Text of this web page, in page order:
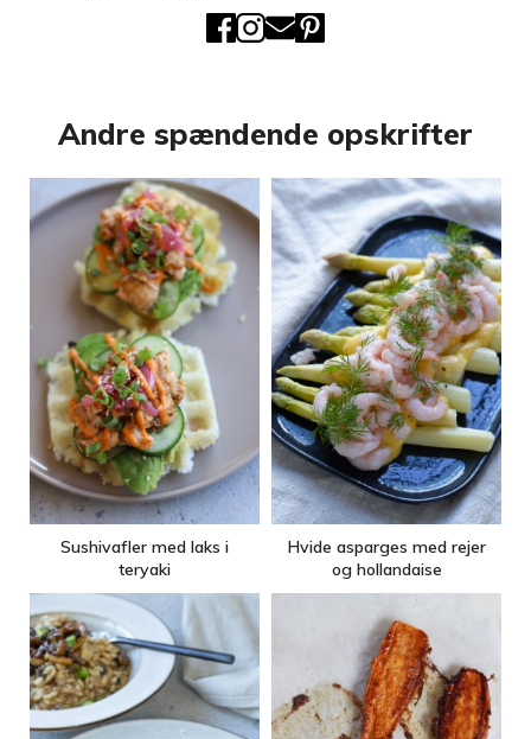
Andre spændende opskrifter
Sushivafler med laks i
teryaki
Hvide asparges med rejer
og hollandaise